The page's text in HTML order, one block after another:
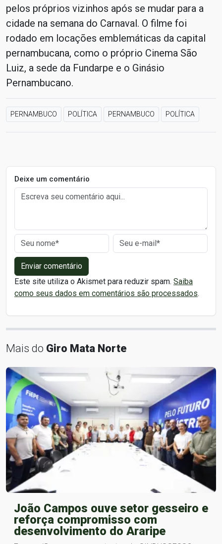
pelos próprios vizinhos após se mudar para a
cidade na semana do Carnaval. O filme foi
rodado em locações emblemáticas da capital
pernambucana, como o próprio Cinema São
Luiz, a sede da Fundarpe e o Ginásio
Pernambucano.
PERNAMBUCO POLÍTICA PERNAMBUCO POLÍTICA
Deixe um comentário
Enviar comentário
Este site utiliza o Akismet para reduzir spam. Saiba
como seus dados em comentários são processados.
Mais do Giro Mata Norte
João Campos ouve setor gesseiro e
reforça compromisso com
desenvolvimento do Araripe